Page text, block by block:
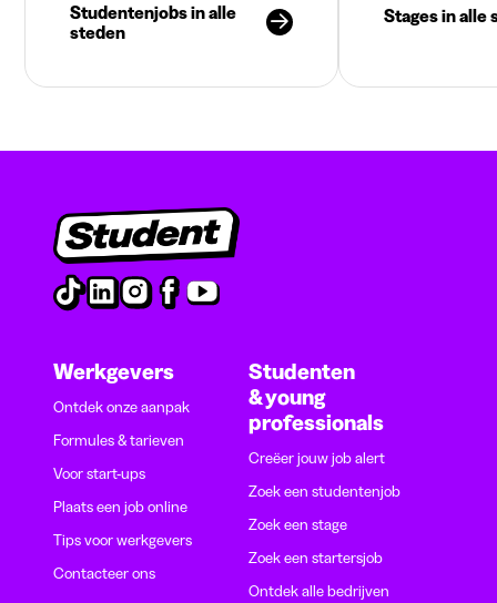
Studentenjobs in alle
steden
Stages in alle
Werkgevers
Ontdek onze aanpak
Formules & tarieven
Voor start-ups
Plaats een job online
Tips voor werkgevers
Contacteer ons
Studenten
& young
professionals
Creëer jouw job alert
Zoek een studentenjob
Zoek een stage
Zoek een startersjob
Ontdek alle bedrijven